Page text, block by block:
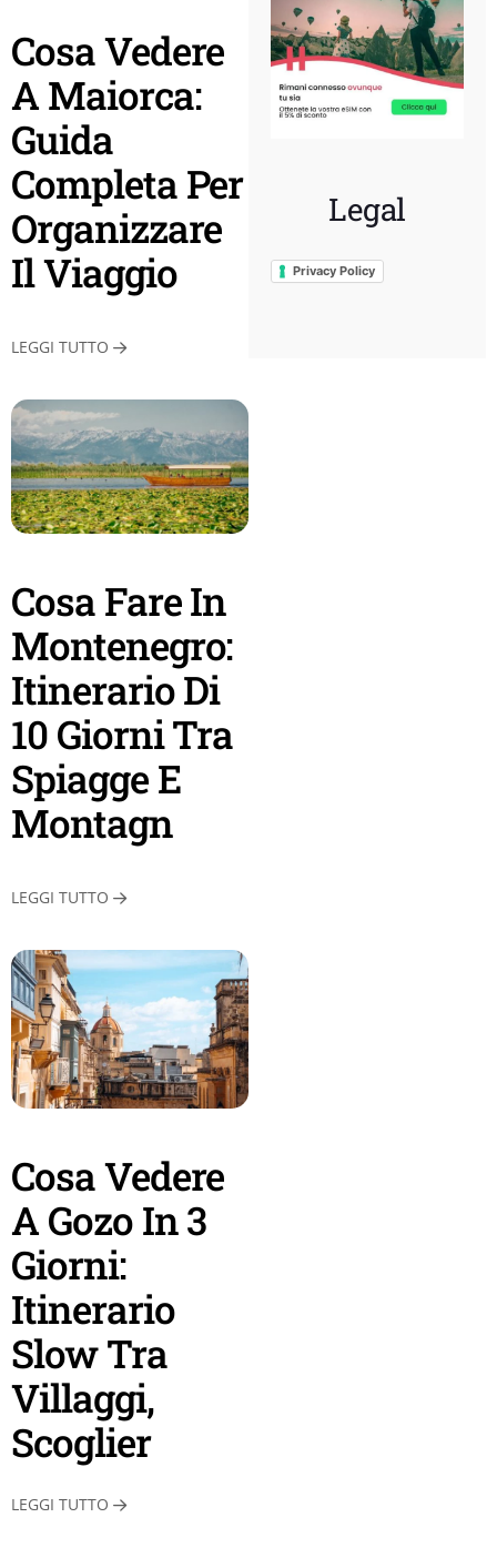
Cosa Vedere
A Maiorca:
Guida
Completa Per
Organizzare
Il Viaggio
LEGGI TUTTO
Cosa Fare In
Montenegro:
Itinerario Di
10 Giorni Tra
Spiagge E
Montagn
LEGGI TUTTO
Cosa Vedere
A Gozo In 3
Giorni:
Itinerario
Slow Tra
Villaggi,
Scoglier
LEGGI TUTTO
Legal
Privacy Policy